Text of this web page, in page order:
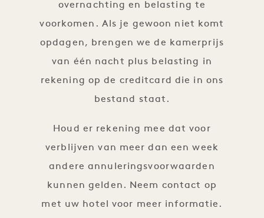
overnachting en belasting te
voorkomen. Als je gewoon niet komt
opdagen, brengen we de kamerprijs
van één nacht plus belasting in
rekening op de creditcard die in ons
bestand staat.
Houd er rekening mee dat voor
verblijven van meer dan een week
andere annuleringsvoorwaarden
kunnen gelden. Neem contact op
met uw hotel voor meer informatie.